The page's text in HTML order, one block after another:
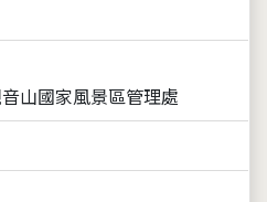
山國家風景區管理處